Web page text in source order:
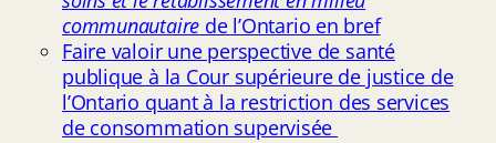
communautaire de l’Ontario en bref
Faire valoir une perspective de santé
publique à la Cour supérieure de justice de
l’Ontario quant à la restriction des services
de consommation supervisée